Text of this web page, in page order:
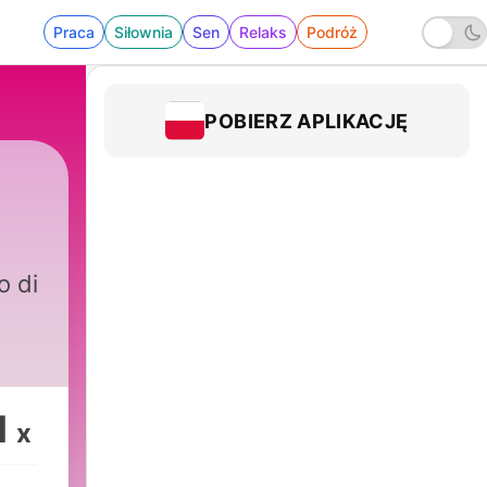
Praca Siłownia Sen Relaks Podróż
di
x
POBIERZ APLIKACJĘ